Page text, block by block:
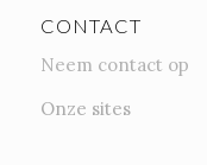
CONTACT
Neem contact op
Onze sites